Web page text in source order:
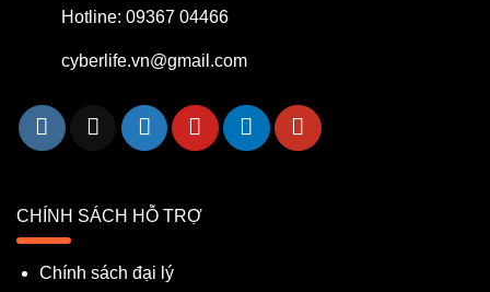
Hotline: 09367 04466
cyberlife.vn@gmail.com
CHÍNH SÁCH HỖ TRỢ
Chính sách đại lý